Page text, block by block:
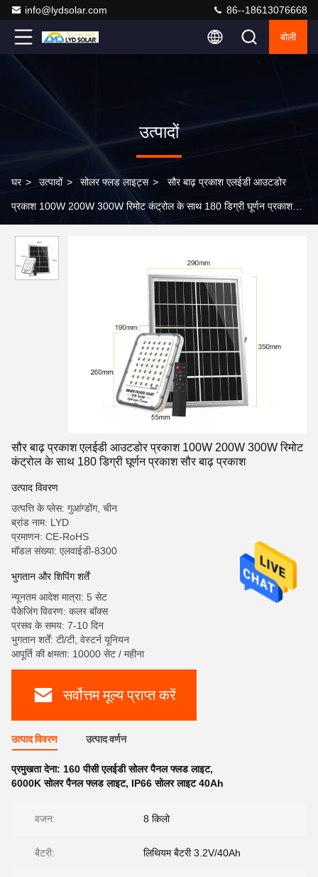
info@lydsolar.com 86--18613076668
बोली
उत्पादों
घर > उत्पादों > सोलर फ्लड लाइट्स > सौर बाढ़ प्रकाश एलईडी आउटडोर
प्रकाश 100W 200W 300W रिमोट कंट्रोल के साथ 180 डिग्री घूर्णन प्रकाश
सौर बाढ़ प्रकाश एलईडी आउटडोर प्रकाश 100W 200W 300W रिमोट
कंट्रोल के साथ 180 डिग्री घूर्णन प्रकाश सौर बाढ़ प्रकाश
उत्पाद विवरण
उत्पत्ति के प्लेस: गुआंग्डोंग, चीन
ब्रांड नाम: LYD
प्रमाणन: CE-RoHS
मॉडल संख्या: एलवाईडी-8300
भुगतान और शिपिंग शर्तें
न्यूनतम आदेश मात्रा: 5 सेट
पैकेजिंग विवरण: कलर बॉक्स
प्रसव के समय: 7-10 दिन
भुगतान शर्तें: टी/टी, वेस्टर्न यूनियन
आपूर्ति की क्षमता: 10000 सेट / महीना
सर्वोत्तम मूल्य प्राप्त करें
उत्पाद विवरण उत्पाद वर्णन
प्रमुखता देना: 160 पीसी एलईडी सोलर पैनल फ्लड लाइट,
6000K सोलर पैनल फ्लड लाइट, IP66 सोलर लाइट 40Ah
वजन: 8 किलो
बैटरी: लिथियम बैटरी 3.2V/40Ah